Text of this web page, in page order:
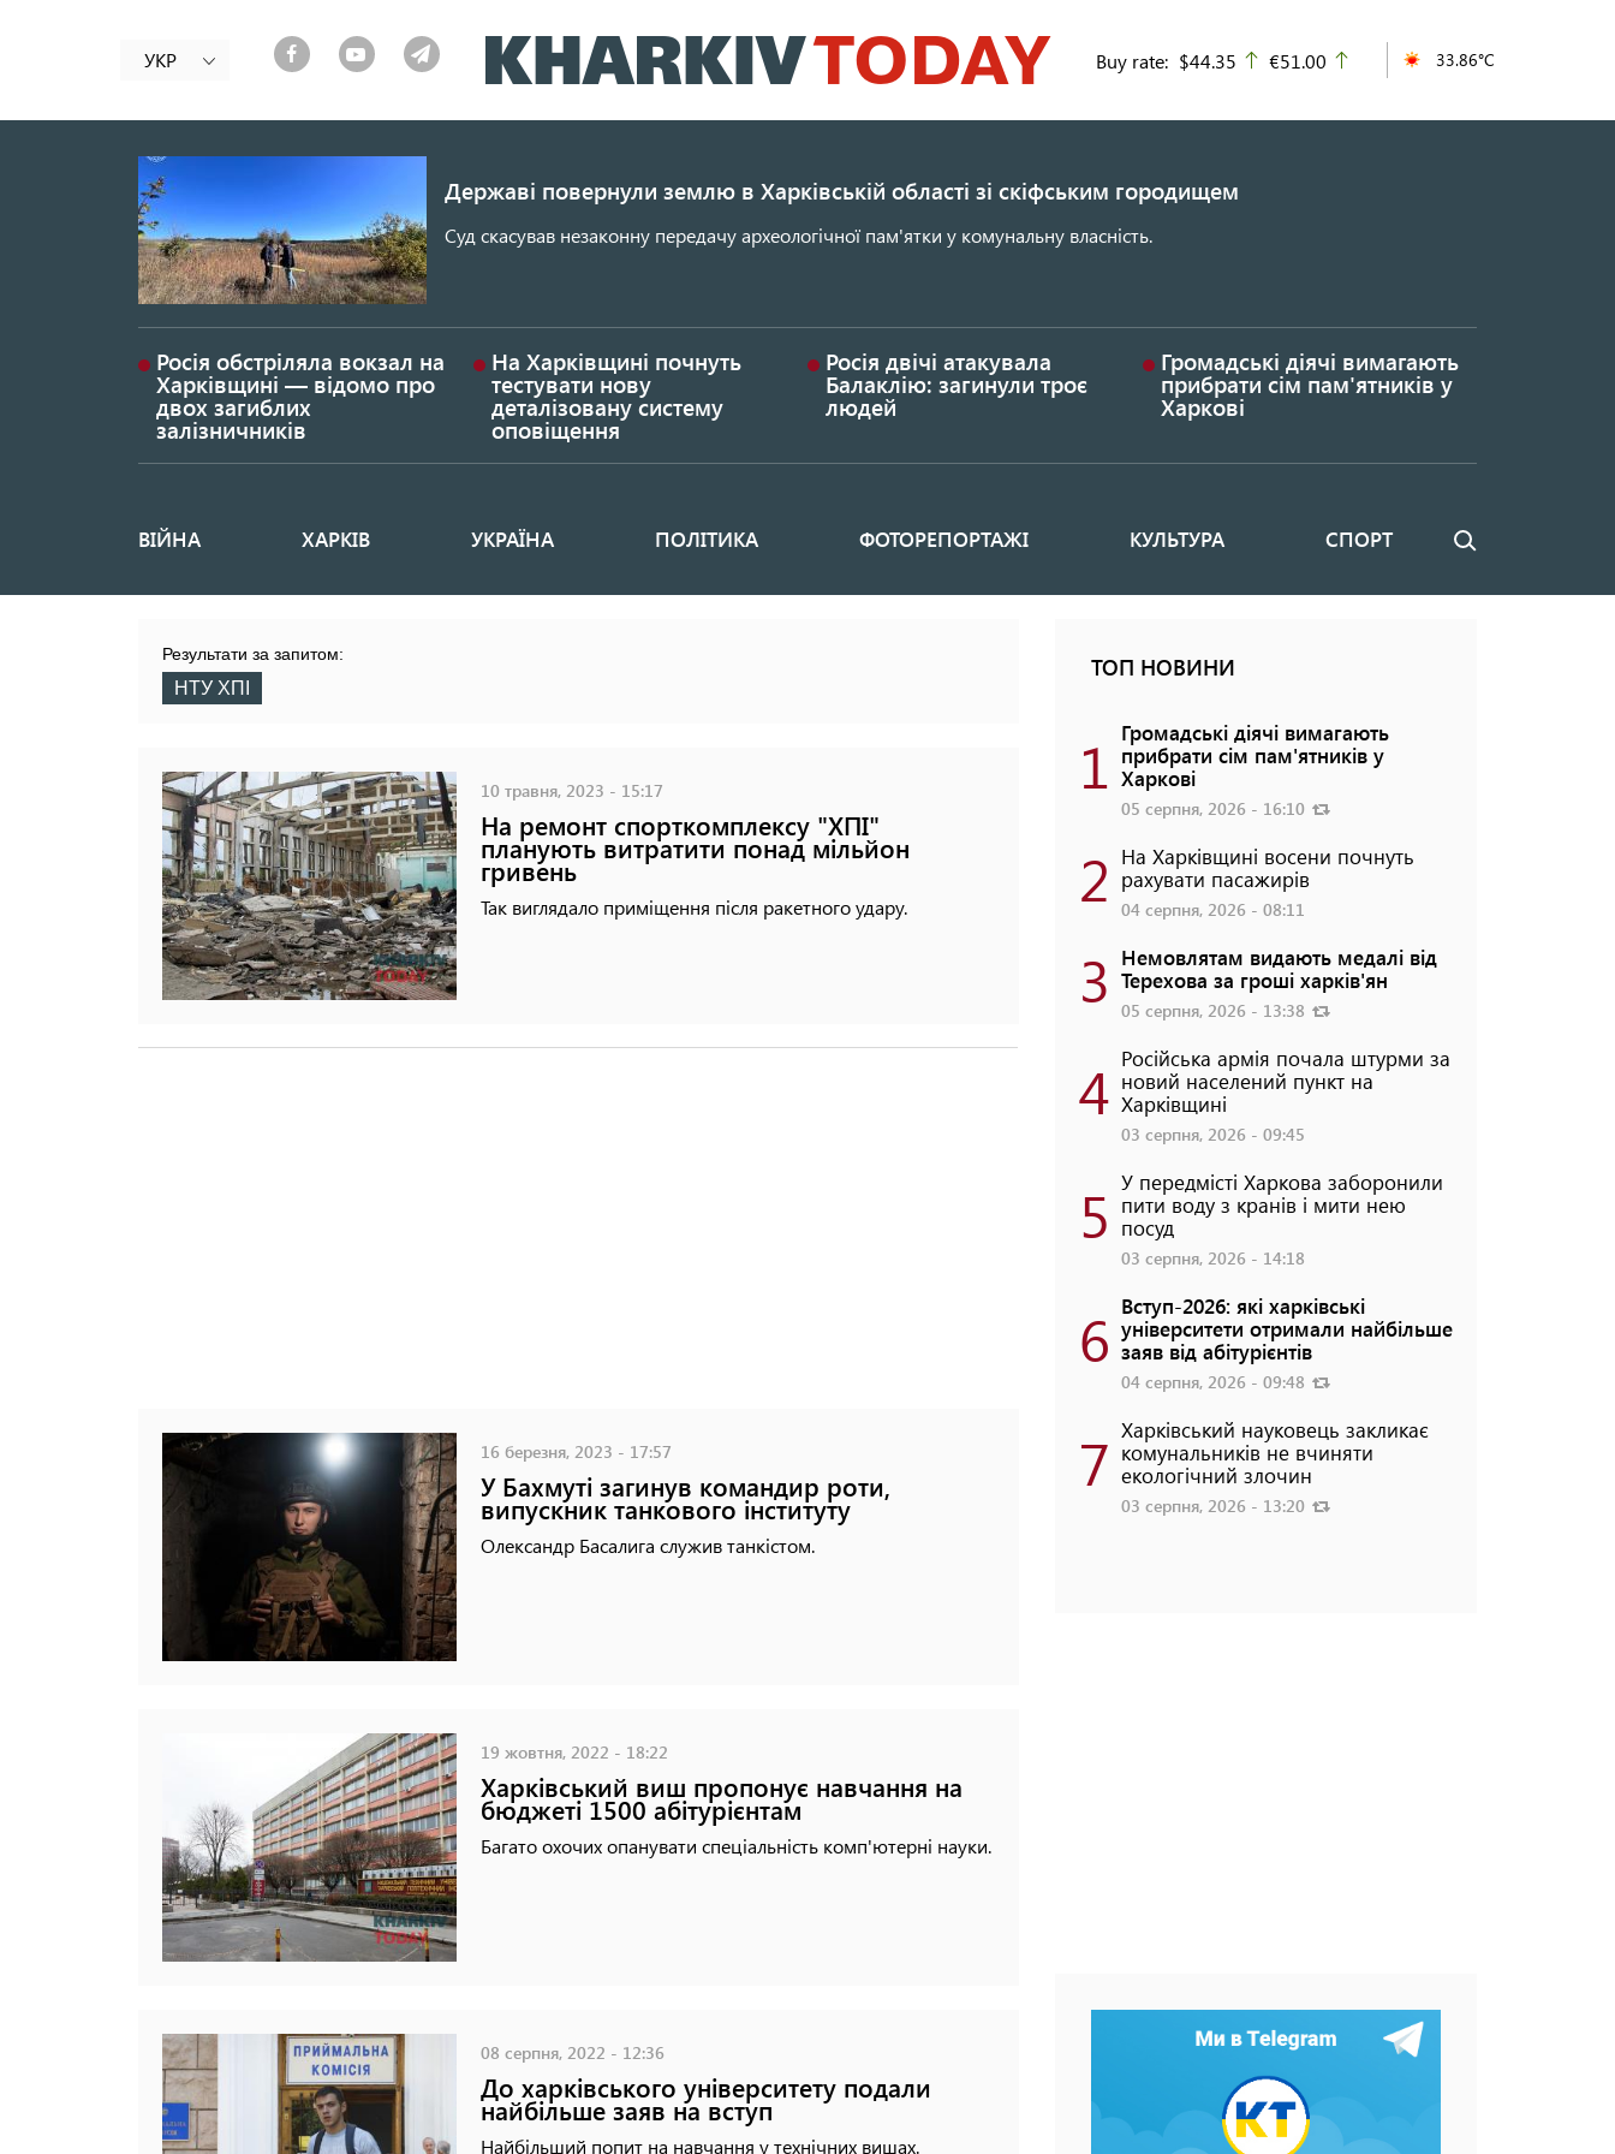
до
основного
УКР Buy rate: $44.35 up
€51.00 33.86°C
Державі повернули землю в Харківській області зі скіфським городищем
Суд скасував незаконну передачу археологічної пам'ятки у комунальну власність.
Росія обстріляла вокзал на
Харківщині — відомо про
двох загиблих
залізничників
На Харківщині почнуть
тестувати нову
деталізовану систему
оповіщення
Росія двічі атакувала
Балаклію: загинули троє
людей
Громадські діячі вимагають
прибрати сім пам'ятників у
Харкові
Основная
ВІЙНА ХАРКІВ УКРАЇНА ПОЛІТИКА ФОТОРЕПОРТАЖІ КУЛЬТУРА СПОРТ Пошук
Результати за запитом:
НТУ ХПІ
10 травня, 2023 - 15:17
На ремонт спорткомплексу "ХПІ"
планують витратити понад мільйон
гривень
Так виглядало приміщення після ракетного удару.
16 березня, 2023 - 17:57
У Бахмуті загинув командир роти,
випускник танкового інституту
Олександр Басалига служив танкістом.
19 жовтня, 2022 - 18:22
Харківський виш пропонує навчання на
бюджеті 1500 абітурієнтам
Багато охочих опанувати спеціальність комп'ютерні науки.
08 серпня, 2022 - 12:36
До харківського університету подали
найбільше заяв на вступ
Найбільший попит на навчання у технічних вишах.
ТОП НОВИНИ
1 Громадські діячі вимагають
прибрати сім пам'ятників у
Харкові
05 серпня, 2026 - 16:10
2 На Харківщині восени почнуть
рахувати пасажирів
04 серпня, 2026 - 08:11
3 Немовлятам видають медалі від
Терехова за гроші харків'ян
05 серпня, 2026 - 13:38
4 Російська армія почала штурми за
новий населений пункт на
Харківщині
03 серпня, 2026 - 09:45
5 У передмісті Харкова заборонили
пити воду з кранів і мити нею
посуд
03 серпня, 2026 - 14:18
6 Вступ-2026: які харківські
університети отримали найбільше
заяв від абітурієнтів
04 серпня, 2026 - 09:48
7 Харківський науковець закликає
комунальників не вчиняти
екологічний злочин
03 серпня, 2026 - 13:20